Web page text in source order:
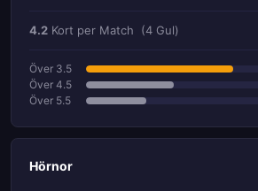
4.2 Kort per Match (4 Gul)
Över 3.5
Över 4.5
Över 5.5
Hörnor